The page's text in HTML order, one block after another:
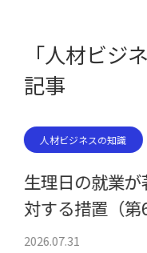
「人材ビジ
記事
人材ビジネスの知識
生理日の就業
対する措置（第
2026.07.31